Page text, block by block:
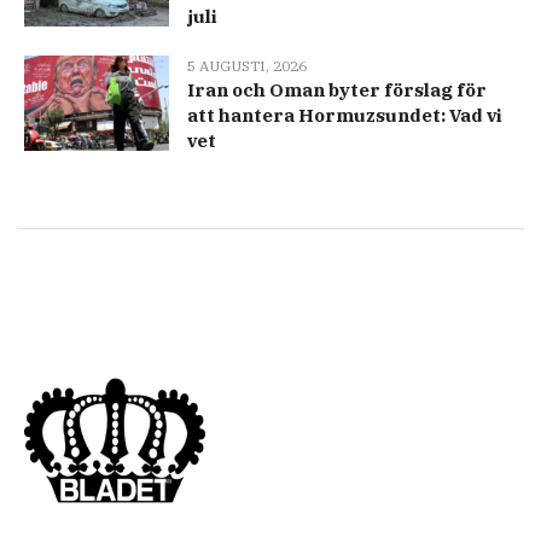
juli
5 AUGUSTI, 2026
Iran och Oman byter förslag för
att hantera Hormuzsundet: Vad vi
vet